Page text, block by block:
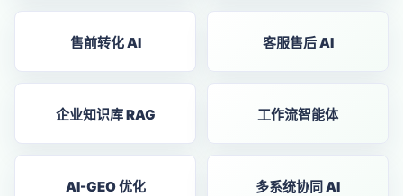
售前转化 AI 客服售后 AI
企业知识库 RAG 工作流智能体
AI-GEO 优化 多系统协同 AI